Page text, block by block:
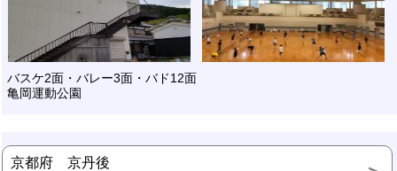
バスケ2面・バレー3面・バド12面
亀岡運動公園
京都府 京丹後